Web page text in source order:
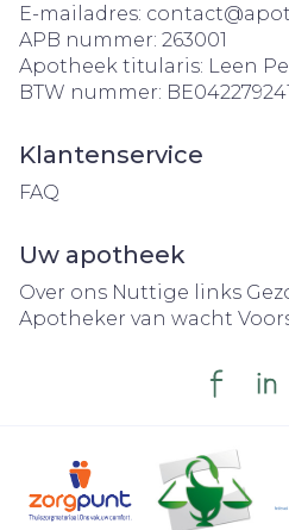
E-mailadres: contact@
APB nummer: 263001
Apotheek titularis: Leen
BTW nummer:
Klantenservice
FAQ
Uw apotheek
Over ons Nuttige links
Apotheker van wacht